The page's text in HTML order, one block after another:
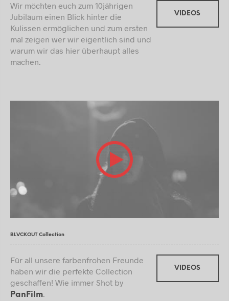
Wir möchten euch zum 10jährigen
Jubiläum einen Blick hinter die
Kulissen ermöglichen und zum ersten
mal zeigen wer wir eigentlich sind und
warum wir das hier überhaupt alles
machen.
VIDEOS
BLVCKOUT Collection
Für all unsere farbenfrohen Freunde
haben wir die perfekte Collection
geschaffen! Wie immer Shot by
PanFilm.
VIDEOS